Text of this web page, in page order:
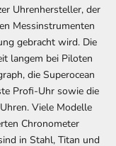
Uhrenhersteller, der
Messinstrumenten
gebracht wird. Die
langem bei Piloten
die Superocean
Profi-Uhr sowie die
Viele Modelle
Chronometer
in Stahl, Titan und